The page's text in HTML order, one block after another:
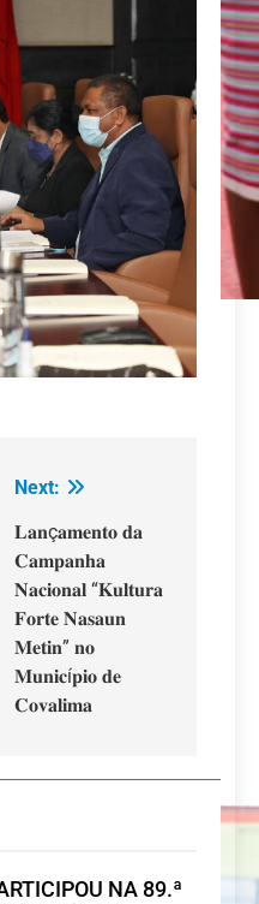
Next:
𝐋𝐚𝐧ç𝐚𝐦𝐞𝐧𝐭𝐨 𝐝𝐚
𝐂𝐚𝐦𝐩𝐚𝐧𝐡𝐚
𝐍𝐚𝐜𝐢𝐨𝐧𝐚𝐥 “𝐊𝐮𝐥𝐭𝐮𝐫𝐚
𝐅𝐨𝐫𝐭𝐞 𝐍𝐚𝐬𝐚𝐮𝐧
𝐌𝐞𝐭𝐢𝐧” 𝐧𝐨
𝐌𝐮𝐧𝐢𝐜í𝐩𝐢𝐨 𝐝𝐞
𝐂𝐨𝐯𝐚𝐥𝐢𝐦𝐚
NA 89.ª